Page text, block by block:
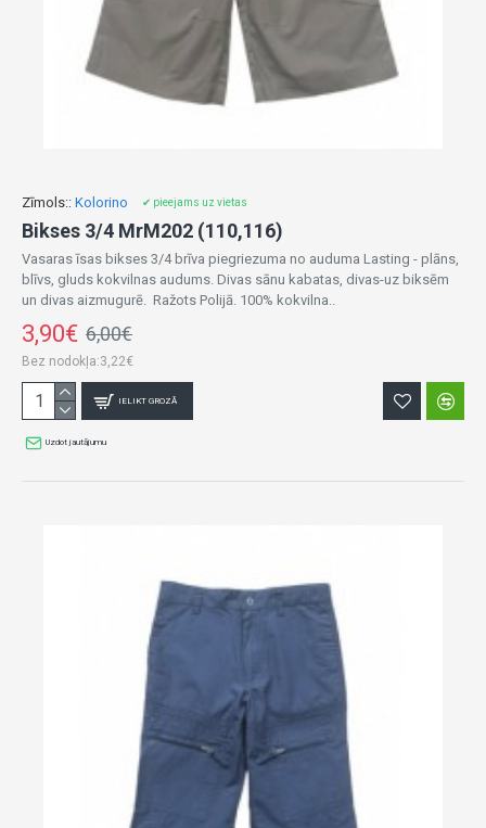
Zīmols:: Kolorino ✔ pieejams uz vietas
Bikses 3/4 MrM202 (110,116)
Vasaras īsas bikses 3/4 brīva piegriezuma no auduma Lasting - plāns,
blīvs, gluds kokvilnas audums. Divas sānu kabatas, divas-uz biksēm
un divas aizmugurē. Ražots Polijā. 100% kokvilna..
3,90€ 6,00€
Bez nodokļa:3,22€
IELIKT GROZĀ
Uzdot jautājumu